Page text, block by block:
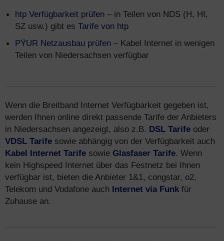
htp Verfügbarkeit prüfen – in Teilen von NDS (H, HI,
SZ usw.) gibt es Tarife von htp
PŸUR Netzausbau prüfen – Kabel Internet in wenigen
Teilen von Niedersachsen verfügbar
Wenn die Breitband Internet Verfügbarkeit gegeben ist,
werden Ihnen online direkt passende Tarife der Anbieters
in Niedersachsen angezeigt, also z.B. DSL Tarife oder
VDSL Tarife sowie abhängig von der Verfügbarkeit auch
Kabel Internet Tarife sowie Glasfaser Tarife. Wenn
kein Highspeed Internet über das Festnetz bei Ihnen
verfügbar ist, bieten die Anbieter 1&1, congstar, o2,
Telekom und Vodafone auch Internet via Funk für
Zuhause an.